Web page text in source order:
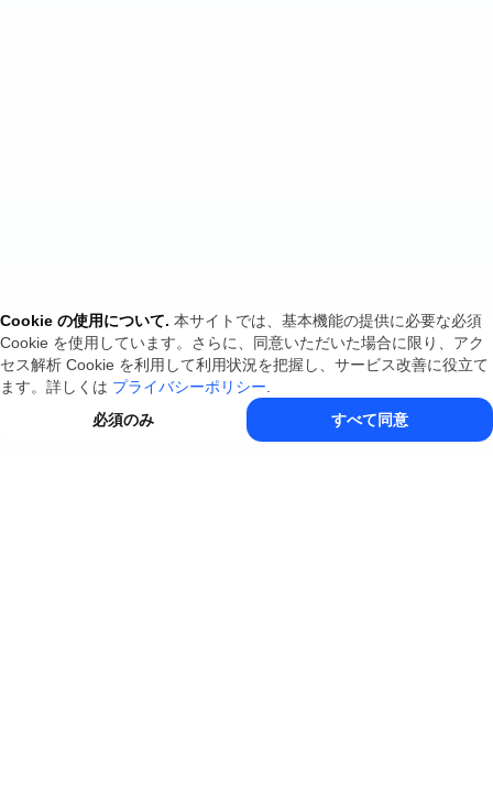
Cookie の使用について. 本サイトでは、基本機能の提供に必要な必須
Cookie を使用しています。さらに、同意いただいた場合に限り、アク
セス解析 Cookie を利用して利用状況を把握し、サービス改善に役立て
ます。詳しくは プライバシーポリシー
必須のみ
すべて同意